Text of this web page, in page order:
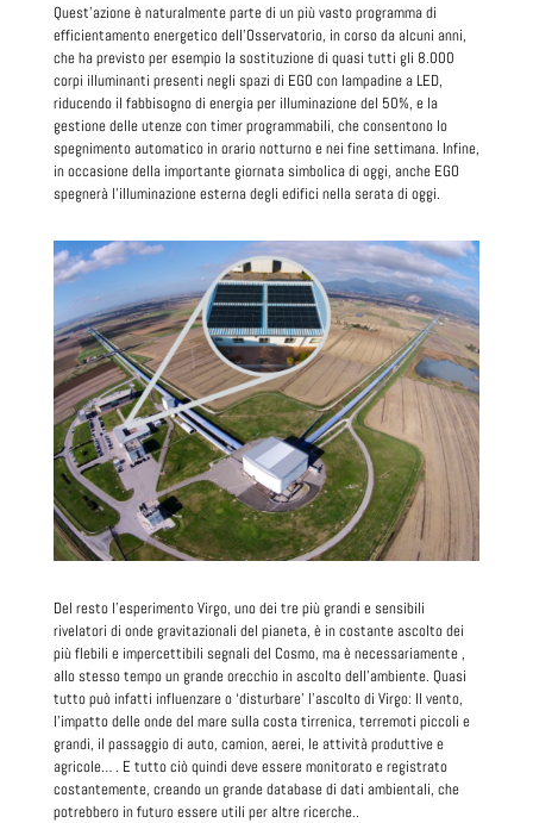
Quest’azione è naturalmente parte di un più vasto programma di
efficientamento energetico dell’Osservatorio, in corso da alcuni anni,
che ha previsto per esempio la sostituzione di quasi tutti gli 8.000
corpi illuminanti presenti negli spazi di EGO con lampadine a LED,
riducendo il fabbisogno di energia per illuminazione del 50%, e la
gestione delle utenze con timer programmabili, che consentono lo
spegnimento automatico in orario notturno e nei fine settimana. Infine,
in occasione della importante giornata simbolica di oggi, anche EGO
spegnerà l'illuminazione esterna degli edifici nella serata di oggi.
Del resto l’esperimento Virgo, uno dei tre più grandi e sensibili
rivelatori di onde gravitazionali del pianeta, è in costante ascolto dei
più flebili e impercettibili segnali del Cosmo, ma è necessariamente ,
allo stesso tempo un grande orecchio in ascolto dell’ambiente. Quasi
tutto può infatti influenzare o ‘disturbare’ l’ascolto di Virgo: Il vento,
l’impatto delle onde del mare sulla costa tirrenica, terremoti piccoli e
grandi, il passaggio di auto, camion, aerei, le attività produttive e
agricole… . E tutto ciò quindi deve essere monitorato e registrato
costantemente, creando un grande database di dati ambientali, che
potrebbero in futuro essere utili per altre ricerche..